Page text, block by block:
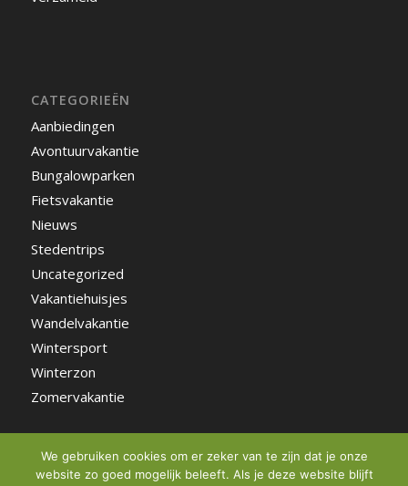
CATEGORIEËN
Aanbiedingen
Avontuurvakantie
Bungalowparken
Fietsvakantie
Nieuws
Stedentrips
Uncategorized
Vakantiehuisjes
Wandelvakantie
Wintersport
Winterzon
Zomervakantie
We gebruiken cookies om er zeker van te zijn dat je onze
website zo goed mogelijk beleeft. Als je deze website blijft